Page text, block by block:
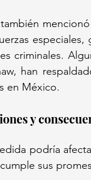
criminales.
han
en México.
y
podría
sus